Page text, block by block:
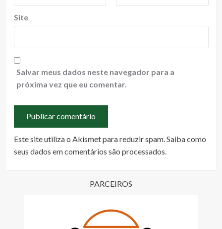
Site
Salvar meus dados neste navegador para a
próxima vez que eu comentar.
Este site utiliza o Akismet para reduzir spam. Saiba como
seus dados em comentários são processados
PARCEIROS